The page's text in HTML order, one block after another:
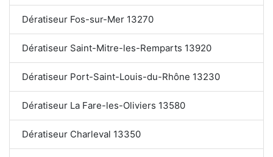
Dératiseur Fos-sur-Mer 13270
Dératiseur Saint-Mitre-les-Remparts 13920
Dératiseur Port-Saint-Louis-du-Rhône 13230
Dératiseur La Fare-les-Oliviers 13580
Dératiseur Charleval 13350